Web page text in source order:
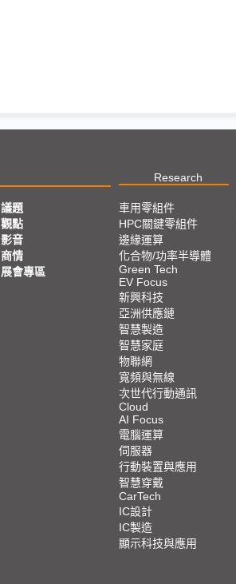
Research
議題
觀點
影音
商情
展會專區
車用零組件
HPC關鍵零組件
邊緣運算
化合物/功率半導體
Green Tech
EV Focus
新興科技
亞洲供應鏈
智慧製造
智慧家庭
物聯網
寬頻與無線
次世代行動通訊
Cloud
AI Focus
電腦運算
伺服器
行動裝置與應用
智慧穿戴
CarTech
IC設計
IC製造
顯示科技與應用